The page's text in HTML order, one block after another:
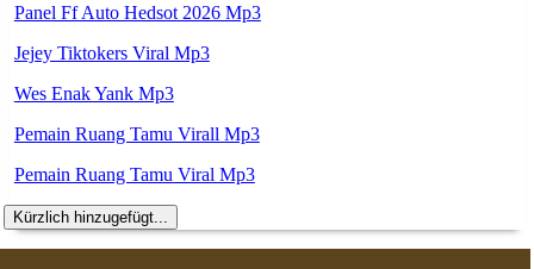
Panel Ff Auto Hedsot 2026 Mp3
Jejey Tiktokers Viral Mp3
Wes Enak Yank Mp3
Pemain Ruang Tamu Virall Mp3
Pemain Ruang Tamu Viral Mp3
Kürzlich hinzugefügt...